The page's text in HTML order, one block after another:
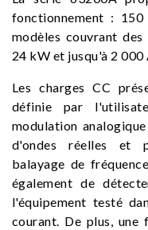
fonctionnement :
modèles couvrant
24 kW et jusqu'à 2 000
Les charges CC
définie par
modulation
d'ondes réelles et
balayage de
également de
l'équipement testé
courant. De plus, une